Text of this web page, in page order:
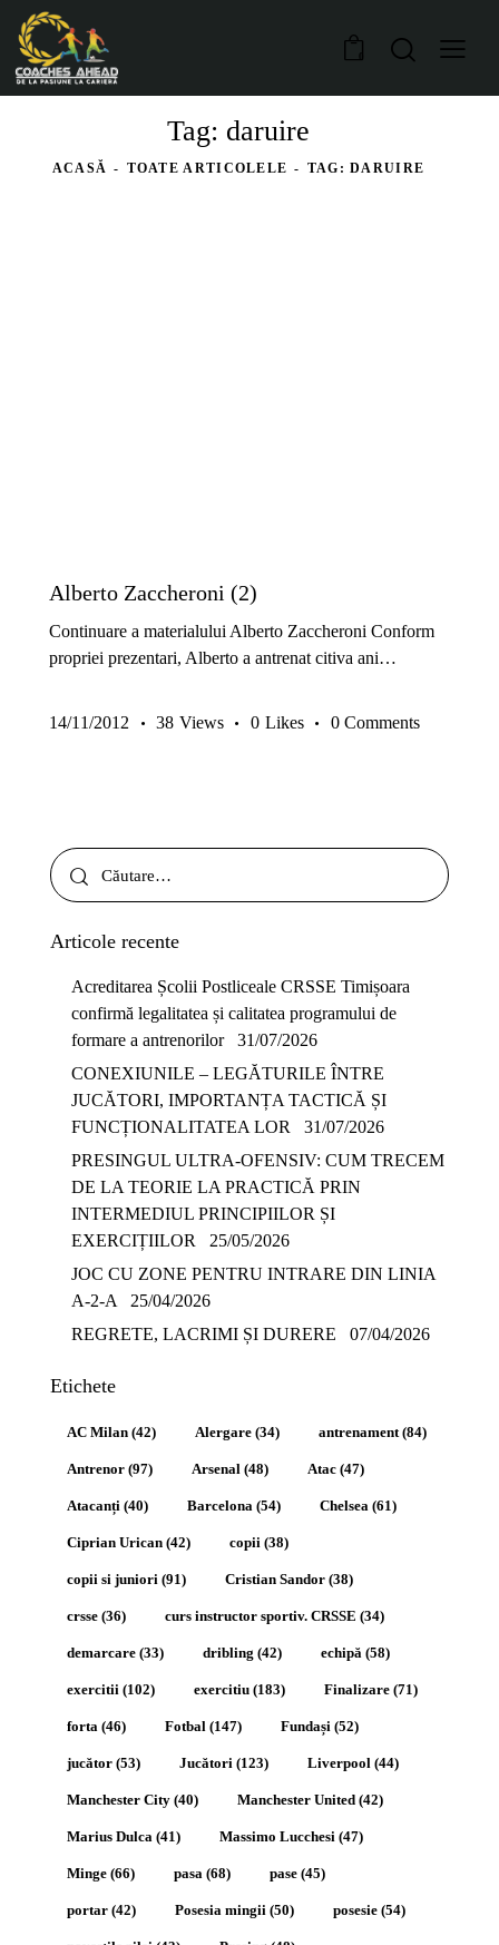
0
Tag: daruire
ACASĂ TOATE ARTICOLELE TAG: DARUIRE
Alberto Zaccheroni (2)
Continuare a materialului Alberto Zaccheroni Conform
propriei prezentari, Alberto a antrenat citiva ani…
14/11/2012 38 Views 0 Likes 0 Comments
Articole recente
Acreditarea Școlii Postliceale CRSSE Timișoara
confirmă legalitatea și calitatea programului de
formare a antrenorilor
31/07/2026
CONEXIUNILE – LEGĂTURILE ÎNTRE
JUCĂTORI, IMPORTANȚA TACTICĂ ȘI
FUNCȚIONALITATEA LOR
31/07/2026
PRESINGUL ULTRA-OFENSIV: CUM TRECEM
DE LA TEORIE LA PRACTICĂ PRIN
INTERMEDIUL PRINCIPIILOR ȘI
EXERCIȚIILOR
25/05/2026
JOC CU ZONE PENTRU INTRARE DIN LINIA
A-2-A
25/04/2026
REGRETE, LACRIMI ȘI DURERE
07/04/2026
Etichete
AC Milan (42) Alergare (34) antrenament (84)
Antrenor (97) Arsenal (48) Atac (47)
Atacanți (40) Barcelona (54) Chelsea (61)
Ciprian Urican (42) copii (38)
copii si juniori (91) Cristian Sandor (38)
crsse (36) curs instructor sportiv. CRSSE (34)
demarcare (33) dribling (42) echipă (58)
exercitii (102) exercitiu (183) Finalizare (71)
forta (46) Fotbal (147) Fundași (52)
jucător (53) Jucători (123) Liverpool (44)
Manchester City (40) Manchester United (42)
Marius Dulca (41) Massimo Lucchesi (47)
Minge (66) pasa (68) pase (45)
portar (42) Posesia mingii (50) posesie (54)